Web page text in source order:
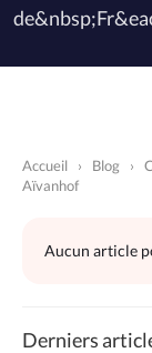
Accueil › Blog ›
Aïvanhof
Aucun article
Derniers